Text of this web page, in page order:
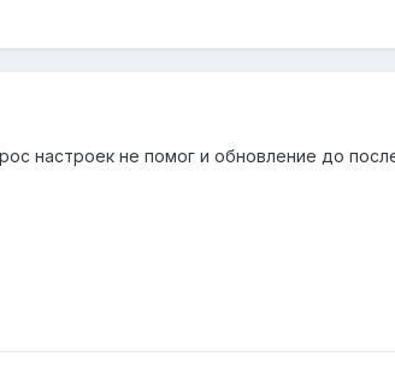
настроек не помог и обновление до